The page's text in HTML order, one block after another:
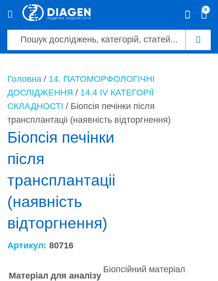
0
Головна / 14. ПАТОМОРФОЛОГІЧНІ
ДОСЛІДЖЕННЯ / 14.4 ІV КАТЕГОРІЇ
СКЛАДНОСТІ / Біопсія печінки після
трансплантаціі (наявність відторгнення)
Біопсія печінки
після
трансплантаціі
(наявність
відторгнення)
Артикул: 80716
Матеріал для аналізу
Біопсійний матеріал